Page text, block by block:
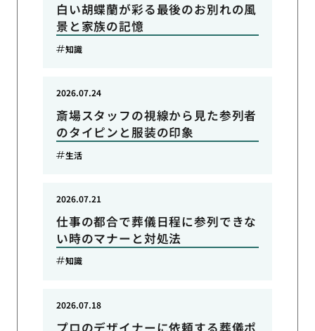
白い胡蝶蘭が彩る最後のお別れの風
景と家族の記憶
知識
斎場スタッフの視線から見た参列者
のタイピンと服装の印象
2026.07.24
生活
仕事の都合で葬儀日程に参列できな
い時のマナーと対処法
2026.07.21
知識
プロのデザイナーに依頼する葬儀ポ
2026.07.18